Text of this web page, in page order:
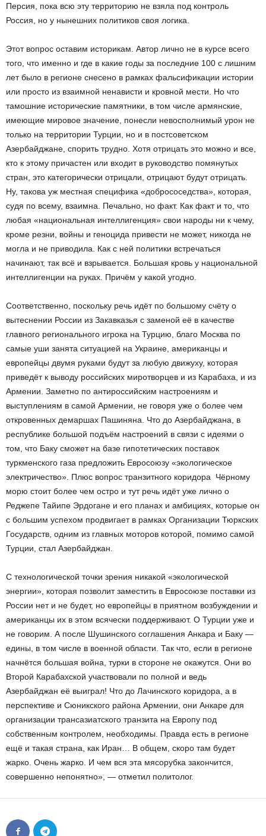
Персия, пока всю эту территорию не взяла под контроль
Россия, но у нынешних политиков своя логика.
Этот вопрос оставим историкам. Автор лично не в курсе всего
того, что именно и где в какие годы за последние 100 с лишним
лет было в регионе снесено в рамках фальсификации истории
или просто из взаимной ненависти и кровной мести. Но что
тамошние исторические памятники, в том числе армянские,
имеющие мировое значение, понесли невосполнимый урон не
только на территории Турции, но и в постсоветском
Азербайджане, спорить трудно. Хотя отрицать это можно и все,
кто к этому причастен или входит в руководство помянутых
стран, это категорически отрицали, отрицают будут отрицать.
Ну, такова уж местная специфика «добрососедства», которая,
судя по всему, взаимна. Печально, но факт. Как факт и то, что
любая «национальная интеллигенция» свои народы ни к чему,
кроме резни, войны и геноцида привести не может, никогда не
могла и не приводила. Как с ней политики встречаться
начинают, так всё и взрывается. Большая кровь у национальной
интеллигенции на руках. Причём у какой угодно.
Соответственно, поскольку речь идёт по большому счёту о
вытеснении России из Закавказья с заменой её в качестве
главного регионального игрока на Турцию, благо Москва по
самые уши занята ситуацией на Украине, американцы и
европейцы двумя руками будут за любую движуху, которая
приведёт к выводу российских миротворцев и из Карабаха, и из
Армении. Заметно по антироссийским настроениям и
выступлениям в самой Армении, не говоря уже о более чем
откровенных демаршах Пашиняна. Что до Азербайджана, в
республике большой подъём настроений в связи с идеями о
том, что Баку сможет на базе гипотетических поставок
туркменского газа предложить Евросоюзу «экологическое
электричество». Плюс вопрос транзитного коридора Чёрному
морю стоит более чем остро и тут речь идёт уже лично о
Реджепе Тайипе Эрдогане и его планах и амбициях, которые он
с большим успехом продвигает в рамках Организации Тюркских
Государств, одним из главных моторов которой, помимо самой
Турции, стал Азербайджан.
С технологической точки зрения никакой «экологической
энергии», которая позволит заместить в Евросоюзе поставки из
России нет и не будет, но европейцы в приятном возбуждении и
американцы их в этом всячески поддерживают. О Турции уже и
не говорим. А после Шушинского соглашения Анкара и Баку —
едины, в том числе в военной области. Так что, если в регионе
начнётся большая война, турки в стороне не окажутся. Они во
Второй Карабахской участвовали по полной и ведь
Азербайджан её выиграл! Что до Лачинского коридора, а в
перспективе и Сюникского района Армении, они Анкаре для
организации трансазиатского транзита на Европу под
собственным контролем, необходимы. Правда есть в регионе
ещё и такая страна, как Иран… В общем, скоро там будет
жарко. Очень жарко. И чем вся эта мясорубка закончится,
совершенно непонятно», — отметил политолог.